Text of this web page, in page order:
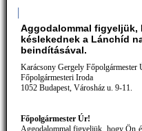
|
Aggodalommal figyeljük,
késlekednek a Lánchíd
beindításával.
Karácsony Gergely Főpolgármester
Főpolgármesteri Iroda
1052 Budapest, Városház u. 9-11.
Főpolgármester Úr!
Aggodalommal figyeljük, hogy Ön